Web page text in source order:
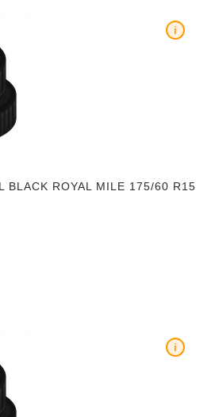
BLACK ROYAL MILE 175/60 R15
i
i